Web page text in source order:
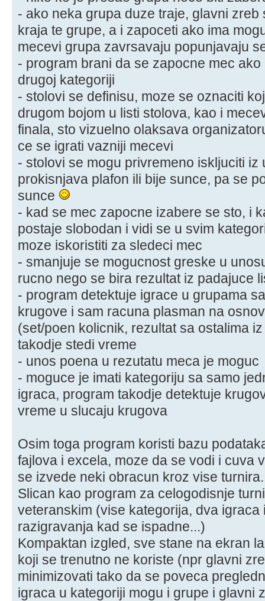
- ako neka grupa duze traje, glavni zreb
kraja te grupe, a i zapoceti ako ima
mecevi grupa zavrsavaju popunjavaju
- program brani da se zapocne mec
drugoj kategoriji
- stolovi se definisu, moze se oznaciti
drugom bojom u listi stolova, kao i
finala, sto vizuelno olaksava
ce se igrati vazniji mecevi
- stolovi se mogu privremeno iskljuciti iz
prokisnjava plafon ili bije sunce, pa se
sunce
- kad se mec zapocne izabere se sto, i
postaje slobodan i vidi se u svim
moze iskoristiti za sledeci mec
- smanjuje se mogucnost greske u
rucno nego se bira rezultat iz padajuce
- program detektuje igrace u grupama
krugove i sam racuna plasman na
(set/poen kolicnik, rezultat sa ostalima
takodje stedi vreme
- unos poena u rezutatu meca je moguc
- moguce je imati kategoriju sa samo
igraca, program takodje detektuje
vreme u slucaju krugova
Osim toga program koristi bazu
fajlova i excela, moze da se vodi i cuva
se izvede neki obracun kroz vise turnira.
Slican kao program za celogodisnje
veteranskim (vise kategorija, dva igraca
razigravanja kad se ispadne...)
Kompaktan izgled, sve stane na ekran
koji se trenutno ne koriste (npr glavni
minimizovati tako da se poveca
igraca u kategoriji mogu i grupe i glavni